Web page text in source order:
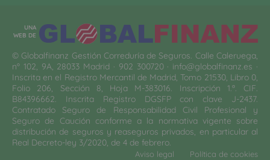
UNA
WEB DE
© Globalfinanz Gestión Correduría de Seguros. Calle Caleruega,
nº 102, 9A, 28033 Madrid · 902 300720 · info@globalfinanz.es ·
Inscrita en el Registro Mercantil de Madrid, Tomo 21530, Libro 0,
Folio 206, Sección 8, Hoja M-383016. Inscripción 1.ª. CIF.
B84396662. Inscrita Registro DGSFP con clave J-2437.
Contratado Seguro de Responsabilidad Civil Profesional y
Seguro de Caución conforme a la normativa vigente sobre
distribución de seguros y reaseguros privados, en particular al
Real Decreto-ley 3/2020, de 4 de febrero.
Aviso legal Política de cookies